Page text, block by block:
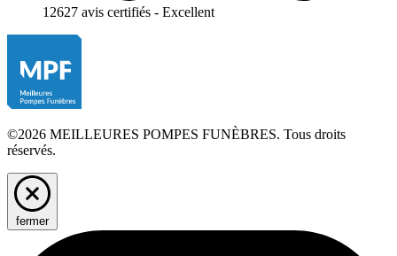
12627 avis certifiés - Excellent
©2026 MEILLEURES POMPES FUNÈBRES. Tous droits
réservés.
fermer